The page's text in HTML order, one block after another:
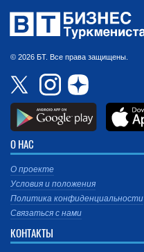
© 2026 БТ. Все права защищены.
О НАС
О проекте
Условия и положения
Политика конфиденциальности
Связаться с нами
КОНТАКТЫ